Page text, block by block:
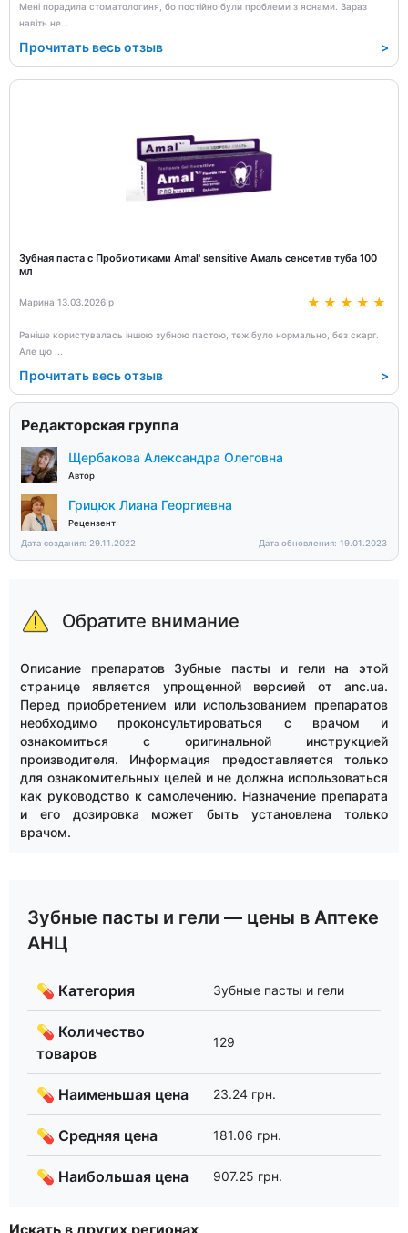
Мені порадила стоматологиня, бо постійно були проблеми з яснами. Зараз
навіть не
Прочитать весь отзыв >
Зубная паста с Пробиотиками Amal' sensitive Амаль сенсетив туба 100
мл
Марина 13.03.2026 р
Раніше користувалась іншою зубною пастою, теж було нормально, без скарг.
Але цю
Прочитать весь отзыв >
Редакторская группа
Щербакова Александра Олеговна
Автор
Грицюк Лиана Георгиевна
Рецензент
Дата создания: 29.11.2022
Дата обновления: 19.01.2023
Обратите внимание
Описание препаратов Зубные пасты и гели на этой
странице является упрощенной версией от anc.ua.
Перед приобретением или использованием препаратов
необходимо проконсультироваться с врачом и
ознакомиться с оригинальной инструкцией
производителя. Информация предоставляется только
для ознакомительных целей и не должна использоваться
как руководство к самолечению. Назначение препарата
и его дозировка может быть установлена только
врачом.
Зубные пасты и гели — цены в Аптеке
АНЦ
💊 Категория Зубные пасты и гели
💊 Количество
товаров
129
💊 Наименьшая цена 23.24 грн.
💊 Средняя цена 181.06 грн.
💊 Наибольшая цена 907.25 грн.